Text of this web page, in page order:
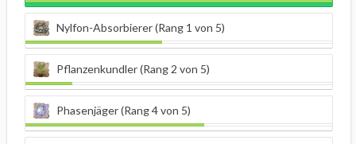
Nylfon-Absorbierer (Rang 1 von 5)
Pflanzenkundler (Rang 2 von 5)
Phasenjäger (Rang 4 von 5)